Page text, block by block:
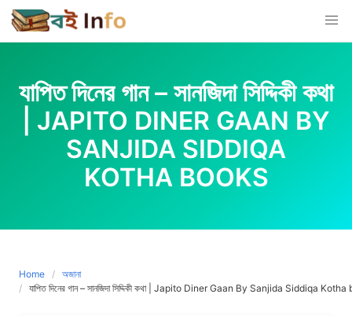
Skip
to
content
যাপিত দিনের গান – সানজিদা সিদ্দিকী কথা
| JAPITO DINER GAAN BY
SANJIDA SIDDIQA
KOTHA BOOKS
Home
অজানা
যাপিত দিনের গান – সানজিদা সিদ্দিকী কথা | Japito Diner Gaan By Sanjida Siddiqa